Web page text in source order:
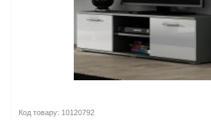
Код товару: 10120792